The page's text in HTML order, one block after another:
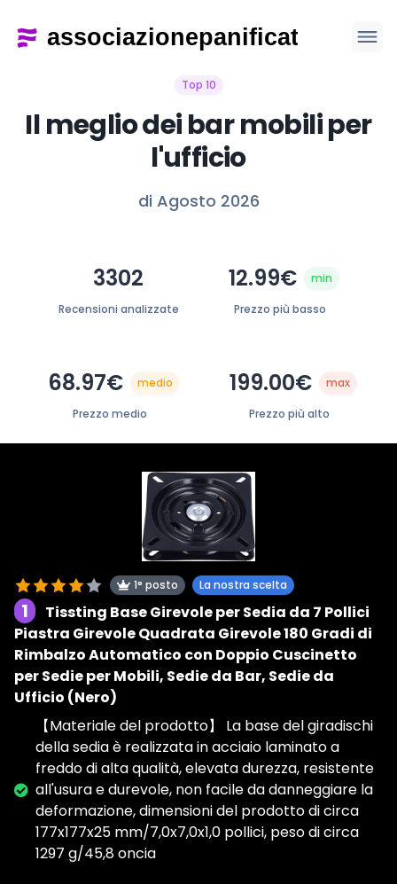
Top 10
Il meglio dei bar mobili per
l'ufficio
di Agosto 2026
3302
Recensioni analizzate
12.99€ min
Prezzo più basso
68.97€ medio
Prezzo medio
199.00€ max
Prezzo più alto
1° posto La nostra scelta
1
Tissting Base Girevole per Sedia da 7 Pollici
Piastra Girevole Quadrata Girevole 180 Gradi di
Rimbalzo Automatico con Doppio Cuscinetto
per Sedie per Mobili, Sedie da Bar, Sedie da
Ufficio (Nero)
【Materiale del prodotto】 La base del giradischi
della sedia è realizzata in acciaio laminato a
freddo di alta qualità, elevata durezza, resistente
all'usura e durevole, non facile da danneggiare la
deformazione, dimensioni del prodotto di circa
177x177x25 mm/7,0x7,0x1,0 pollici, peso di circa
1297 g/45,8 oncia